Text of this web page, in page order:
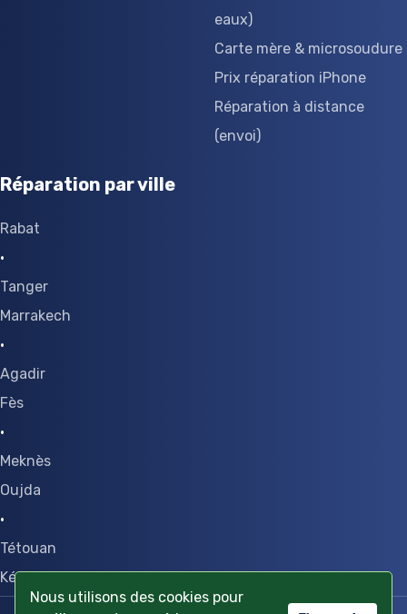
Nous utilisons des cookies pour
eaux)
Carte mère & microsoudure
Prix réparation iPhone
Réparation à distance
(envoi)
Réparation par ville
Rabat
·
Tanger
Marrakech
·
Agadir
Fès
·
Meknès
Oujda
·
Tétouan
Kénitra
Condition générale || Confidentialité des données